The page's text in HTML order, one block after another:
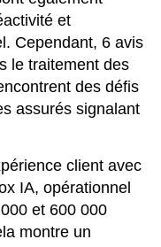
et
Cependant, 6 avis
le traitement des
des défis
assurés signalant
client avec
IA, opérationnel
et 600 000
montre un